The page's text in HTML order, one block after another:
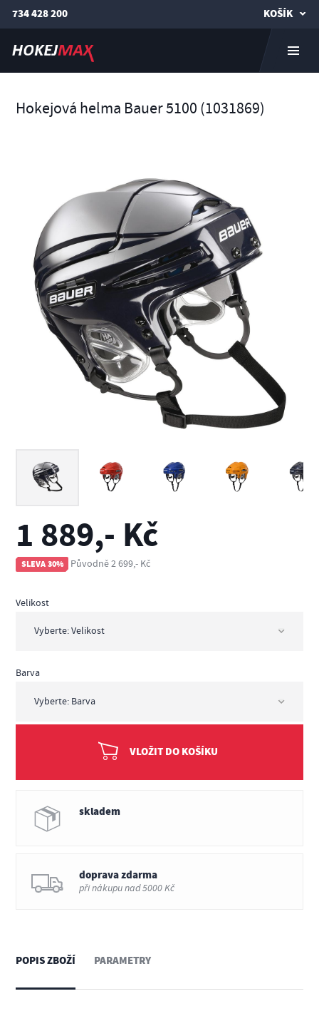
734 428 200 KOŠÍK
Hokejová helma Bauer 5100 (1031869)
1 889,- Kč
SLEVA 30% Původně 2 699,- Kč
Velikost
Barva
VLOŽIT DO KOŠÍKU
skladem
doprava zdarma
při nákupu nad 5000 Kč
POPIS ZBOŽÍ PARAMETRY